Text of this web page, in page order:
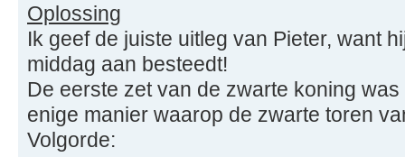
Oplossing
Ik geef de juiste uitleg van Pieter, want
middag aan besteedt!
De eerste zet van de zwarte koning
enige manier waarop de zwarte toren
Volgorde: